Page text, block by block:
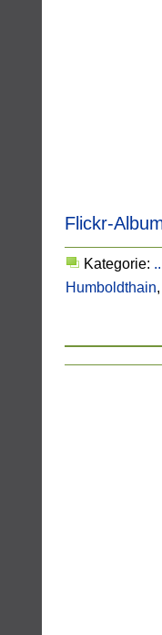
Flickr-
Kategorie:
Humboldthain,